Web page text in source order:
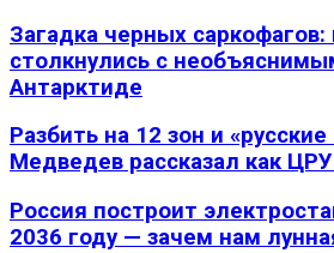
Загадка черных
столкнулись с
Антарктиде
Разбить на 12 зон и «русские
Медведев рассказал как ЦРУ
Россия построит
2036 году — зачем нам